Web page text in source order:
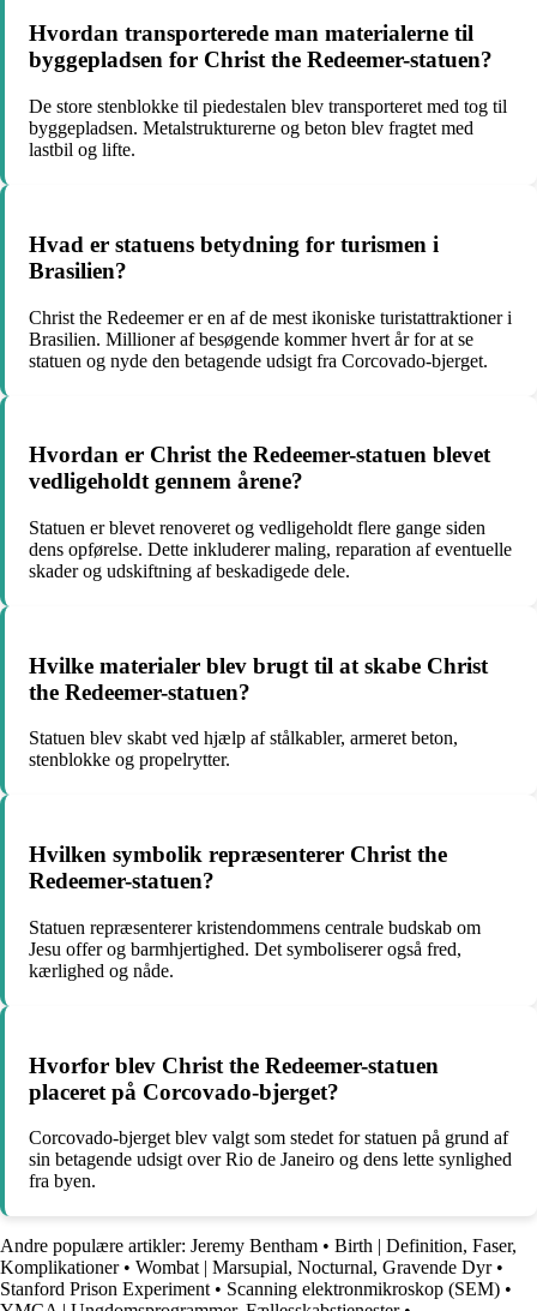
Hvordan transporterede man materialerne til
byggepladsen for Christ the Redeemer-statuen?
De store stenblokke til piedestalen blev transporteret med tog til
byggepladsen. Metalstrukturerne og beton blev fragtet med
lastbil og lifte.
Hvad er statuens betydning for turismen i
Brasilien?
Christ the Redeemer er en af ​​de mest ikoniske turistattraktioner i
Brasilien. Millioner af besøgende kommer hvert år for at se
statuen og nyde den betagende udsigt fra Corcovado-bjerget.
Hvordan er Christ the Redeemer-statuen blevet
vedligeholdt gennem årene?
Statuen er blevet renoveret og vedligeholdt flere gange siden
dens opførelse. Dette inkluderer maling, reparation af eventuelle
skader og udskiftning af beskadigede dele.
Hvilke materialer blev brugt til at skabe Christ
the Redeemer-statuen?
Statuen blev skabt ved hjælp af stålkabler, armeret beton,
stenblokke og propelrytter.
Hvilken symbolik repræsenterer Christ the
Redeemer-statuen?
Statuen repræsenterer kristendommens centrale budskab om
Jesu offer og barmhjertighed. Det symboliserer også fred,
kærlighed og nåde.
Hvorfor blev Christ the Redeemer-statuen
placeret på Corcovado-bjerget?
Corcovado-bjerget blev valgt som stedet for statuen på grund af
sin betagende udsigt over Rio de Janeiro og dens lette synlighed
fra byen.
Andre populære artikler: Jeremy Bentham • Birth | Definition, Faser,
Komplikationer• Wombat | Marsupial, Nocturnal, Gravende Dyr•
Stanford Prison Experiment • Scanning elektronmikroskop (SEM) •